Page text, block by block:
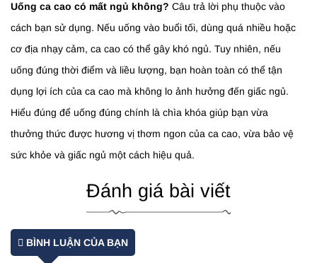
Uống ca cao có mất ngủ không? Câu trả lời phụ thuộc vào
cách bạn sử dụng. Nếu uống vào buổi tối, dùng quá nhiều hoặc
cơ địa nhạy cảm, ca cao có thể gây khó ngủ. Tuy nhiên, nếu
uống đúng thời điểm và liều lượng, bạn hoàn toàn có thể tận
dụng lợi ích của ca cao mà không lo ảnh hưởng đến giấc ngủ.
Hiểu đúng để uống đúng chính là chìa khóa giúp bạn vừa
thưởng thức được hương vị thơm ngon của ca cao, vừa bảo vệ
sức khỏe và giấc ngủ một cách hiệu quả.
Đánh giá bài viết
BÌNH LUẬN CỦA BẠN